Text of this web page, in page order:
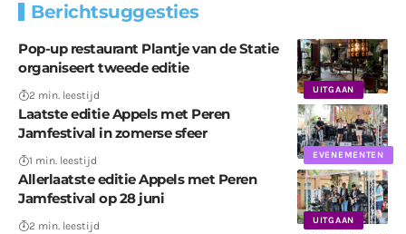
Berichtsuggesties
UITGAAN
Pop-up restaurant Plantje van de Statie
organiseert tweede editie
2 min. leestijd
EVENEMENTEN
Laatste editie Appels met Peren
Jamfestival in zomerse sfeer
1 min. leestijd
UITGAAN
Allerlaatste editie Appels met Peren
Jamfestival op 28 juni
2 min. leestijd